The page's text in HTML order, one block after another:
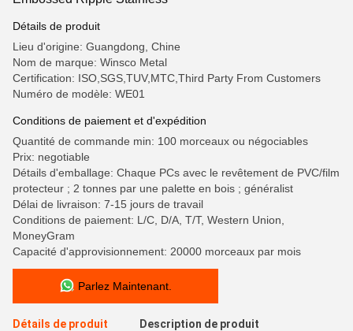
Détails de produit
Lieu d'origine: Guangdong, Chine
Nom de marque: Winsco Metal
Certification: ISO,SGS,TUV,MTC,Third Party From Customers
Numéro de modèle: WE01
Conditions de paiement et d'expédition
Quantité de commande min: 100 morceaux ou négociables
Prix: negotiable
Détails d'emballage: Chaque PCs avec le revêtement de PVC/film
protecteur ; 2 tonnes par une palette en bois ; généralist
Délai de livraison: 7-15 jours de travail
Conditions de paiement: L/C, D/A, T/T, Western Union,
MoneyGram
Capacité d'approvisionnement: 20000 morceaux par mois
Parlez Maintenant.
Détails de produit Description de produit